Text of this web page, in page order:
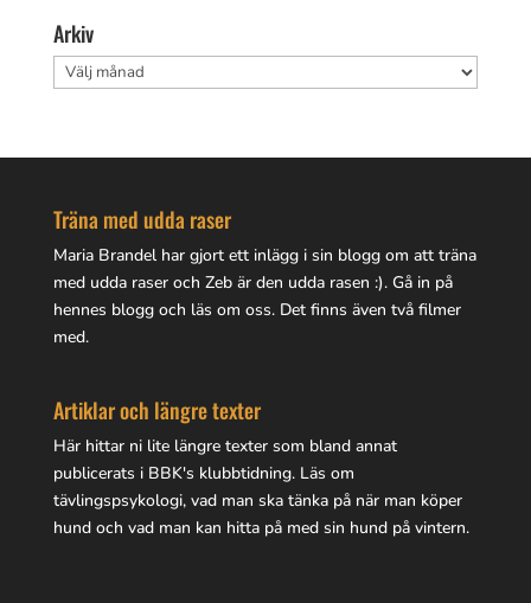
Arkiv
Arkiv
Träna med udda raser
Maria Brandel har gjort ett inlägg i sin bloggom att träna
med udda raser och Zeb är den udda rasen :). Gå in på
hennes bloggoch läs om oss. Det finns även två filmer
med.
Artiklar och längre texter
Här hittar ni lite längre textersom bland annat
publicerats i BBK's klubbtidning. Läs om
tävlingspsykologi, vad man ska tänka på när man köper
hund och vad man kan hitta på med sin hund på vintern.